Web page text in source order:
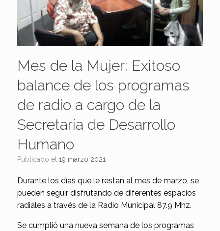
Mes de la Mujer: Exitoso
balance de los programas
de radio a cargo de la
Secretaría de Desarrollo
Humano
Publicado el 19 marzo 2021
Durante los días que le restan al mes de marzo, se
pueden seguir disfrutando de diferentes espacios
radiales a través de la Radio Municipal 87.9 Mhz.
Se cumplió una nueva semana de los programas